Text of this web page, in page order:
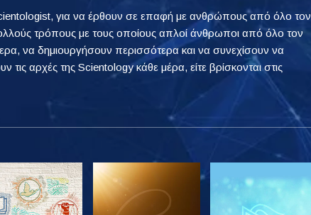
Scientologist, για να έρθουν σε επαφή με ανθρώπους από όλο τον
τρόπους με τους οποίους απλοί άνθρωποι από όλο τον
να δημιουργήσουν περισσότερα και να συνεχίσουν να
αρχές της Scientology κάθε μέρα, είτε βρίσκονται στις